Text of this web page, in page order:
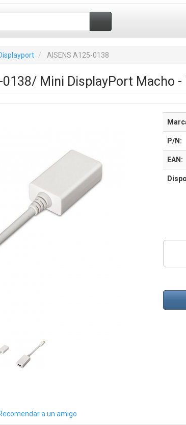
AISENS A125-0138
Mini DisplayPort Macho
P/N:
EAN:
a un amigo